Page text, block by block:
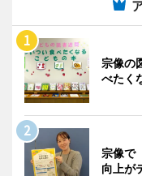
宗像の
べたく
宗像で
向上が